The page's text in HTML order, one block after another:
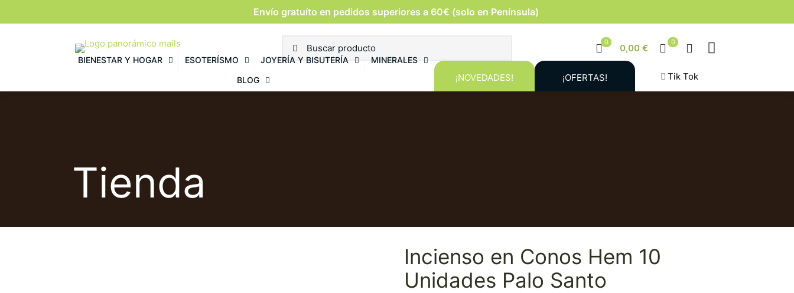
Envío gratuíto en pedidos superiores a 60€ (solo en Península)
0
0,00 €
0
BIENESTAR Y HOGAR ESOTERÍSMO JOYERÍA Y BISUTERÍA
MINERALES
BLOG
¡NOVEDADES! ¡OFERTAS! Tik Tok
Tienda
Incienso en Conos Hem 10
Unidades Palo Santo